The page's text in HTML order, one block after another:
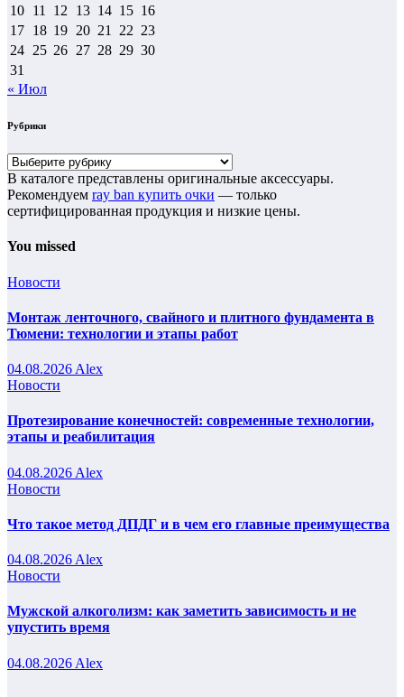
10 11 12 13 14 15 16
17 18 19 20 21 22 23
24 25 26 27 28 29 30
31
« Июл
Рубрики
Рубрики
В каталоге представлены оригинальные аксессуары.
Рекомендуем ray ban купить очки — только
сертифицированная продукция и низкие цены.
You missed
Новости
Монтаж ленточного, свайного и плитного фундамента в
Тюмени: технологии и этапы работ
04.08.2026 Alex
Новости
Протезирование конечностей: современные технологии,
этапы и реабилитация
04.08.2026 Alex
Новости
Что такое метод ДПДГ и в чем его главные преимущества
04.08.2026 Alex
Новости
Мужской алкоголизм: как заметить зависимость и не
упустить время
04.08.2026 Alex